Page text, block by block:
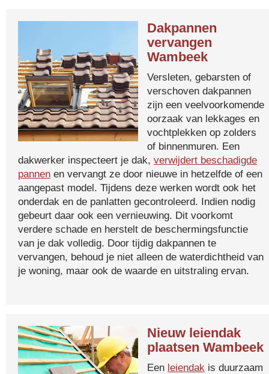
Dakpannen
vervangen
Wambeek
Versleten, gebarsten of
verschoven dakpannen
zijn een veelvoorkomende
oorzaak van lekkages en
vochtplekken op zolders
of binnenmuren. Een
dakwerker inspecteert je dak, verwijdert beschadigde
pannen en vervangt ze door nieuwe in hetzelfde of een
aangepast model. Tijdens deze werken wordt ook het
onderdak en de panlatten gecontroleerd. Indien nodig
gebeurt daar ook een vernieuwing. Dit voorkomt
verdere schade en herstelt de beschermingsfunctie
van je dak volledig. Door tijdig dakpannen te
vervangen, behoud je niet alleen de waterdichtheid van
je woning, maar ook de waarde en uitstraling ervan.
Nieuw leiendak
plaatsen Wambeek
Een leiendak is duurzaam